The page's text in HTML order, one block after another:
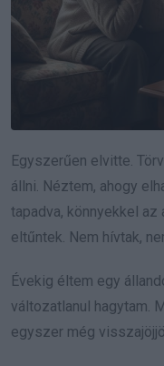
Egyszerűen elvitte.
állni. Néztem, ahogy
tapadva, könnyekkel az
eltűntek. Nem hívtak,
Évekig éltem egy
változatlanul hagytam.
egyszer még